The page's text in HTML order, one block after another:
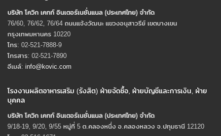
บริษัท โควิก เคทท์ อินเตอร์เนชั่นแนล (ประเทศไทย) จํากัด
76/60, 76/62, 76/64 ถนนแจ้งวัฒนะ แขวงอนุสาวรีย์ เขตบางเขน
กรุงเทพมหานคร 10220
โทร: 02-521-7888-9
โทรสาร: 02-521-7890
อีเมล์: info@kovic.com
โรงงานผลิตอาหารเสริม (รังสิต) ฝ่ายจัดซื้อ, ฝ่ายบัญชีและการเงิน, ฝ่าย
บุคคล
บริษัท โควิก เคทท์ อินเตอร์เนชั่นแนล (ประเทศไทย) จํากัด
9/18-19, 9/20, 9/55 หมู่ที่ 5 ต.คลองหนึ่ง อ.คลองหลวง จ.ปทุมธานี 12120